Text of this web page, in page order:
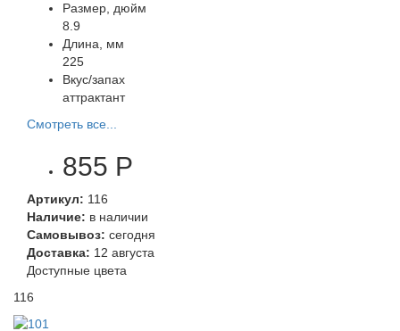
Размер, дюйм
8.9
Длина, мм
225
Вкус/запах
аттрактант
Смотреть все...
855 Р
Артикул: 116
Наличие: в наличии
Самовывоз: сегодня
Доставка: 12 августа
Доступные цвета
116